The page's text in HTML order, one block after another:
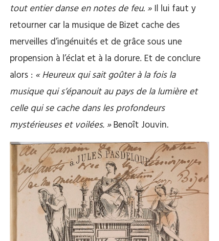
tout entier danse en notes de feu. » Il lui faut y
retourner car la musique de Bizet cache des
merveilles d’ingénuités et de grâce sous une
propension à l’éclat et à la dorure. Et de conclure
alors : « Heureux qui sait goûter à la fois la
musique qui s’épanouit au pays de la lumière et
celle qui se cache dans les profondeurs
mystérieuses et voilées. »Benoît Jouvin.